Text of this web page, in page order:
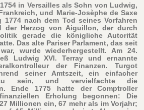
in Versailles als Sohn von Ludwig,
und Marie-Josèphe de Saxe
1774 nach dem Tod seines Vorfahren
der Herzog von Aiguillon, der durch
gerade die königliche Autorität
Das alte Pariser Parlament, das seit
wurde wiederhergestellt. Am 24.
Ludwig XVI. Terray und ernannte
der Finanzen. Turgot
seiner Amtszeit, ein einfacher
zu sein, und vervielfachte die
Ende 1775 hatte der Comptroller
Erholung begonnen: Die
Millionen ein, 67 mehr als im Vorjahr;